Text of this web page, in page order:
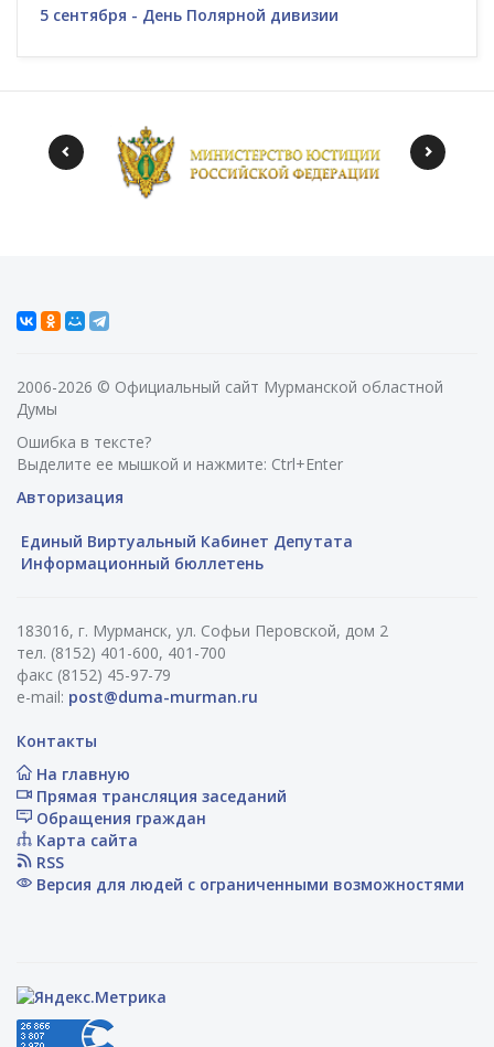
5 сентября - День Полярной дивизии
2006-2026 © Официальный сайт Мурманской областной
Думы
Ошибка в тексте?
Выделите ее мышкой и нажмите: Ctrl+Enter
Авторизация
Единый Виртуальный Кабинет Депутата
Информационный бюллетень
183016, г. Мурманск, ул. Софьи Перовской, дом 2
тел. (8152) 401-600, 401-700
факс (8152) 45-97-79
e-mail: post@duma-murman.ru
Контакты
На главную
Прямая трансляция заседаний
Обращения граждан
Карта сайта
RSS
Версия для людей с ограниченными возможностями